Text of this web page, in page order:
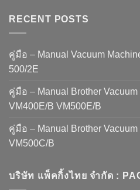
RECENT POSTS
คู่มือ – Manual Vacuum
500/2E
คู่มือ – Manual Brother
VM400E/B VM500E/B
คู่มือ – Manual Brother
VM500C/B
บริษัท แพ็คกิ้งไทย จำกัด :